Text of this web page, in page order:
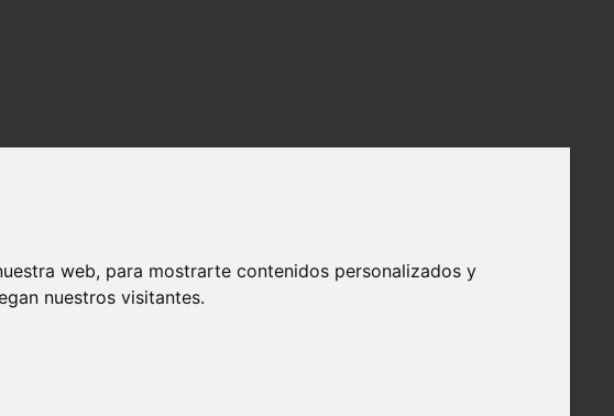
web, para mostrarte contenidos personalizados y
nuestros visitantes.